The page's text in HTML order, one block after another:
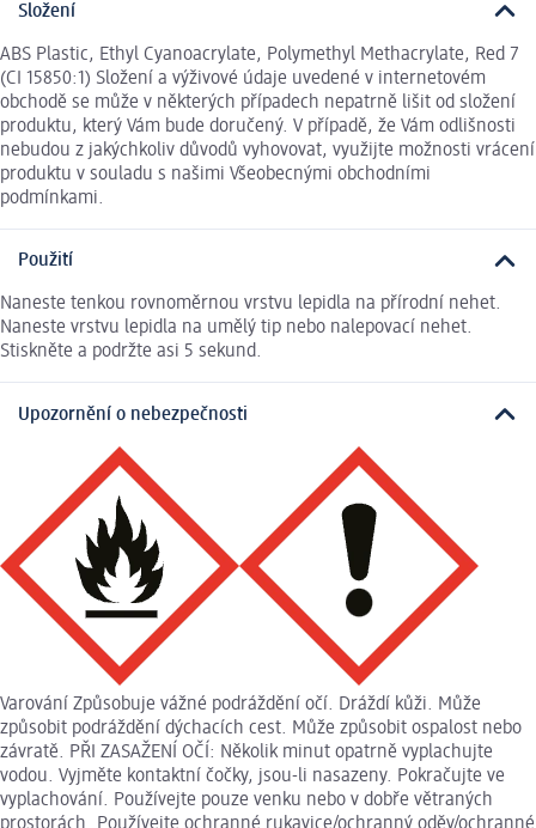
Složení
ABS Plastic, Ethyl Cyanoacrylate, Polymethyl Methacrylate, Red 7
(CI 15850:1) Složení a výživové údaje uvedené v internetovém
obchodě se může v některých případech nepatrně lišit od složení
produktu, který Vám bude doručený. V případě, že Vám odlišnosti
nebudou z jakýchkoliv důvodů vyhovovat, využijte možnosti vrácení
produktu v souladu s našimi Všeobecnými obchodními
podmínkami.
Použití
Naneste tenkou rovnoměrnou vrstvu lepidla na přírodní nehet.
Naneste vrstvu lepidla na umělý tip nebo nalepovací nehet.
Stiskněte a podržte asi 5 sekund.
Upozornění o nebezpečnosti
Varování Způsobuje vážné podráždění očí. Dráždí kůži. Může
způsobit podráždění dýchacích cest. Může způsobit ospalost nebo
závratě. PŘI ZASAŽENÍ OČÍ: Několik minut opatrně vyplachujte
vodou. Vyjměte kontaktní čočky, jsou-li nasazeny. Pokračujte ve
vyplachování. Používejte pouze venku nebo v dobře větraných